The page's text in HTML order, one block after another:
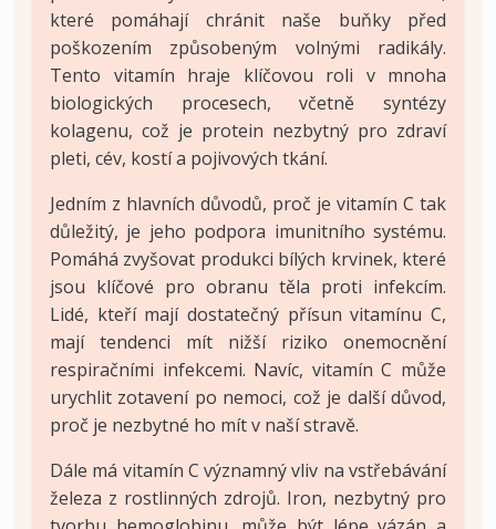
které pomáhají chránit naše buňky před
poškozením způsobeným volnými radikály.
Tento vitamín hraje klíčovou roli v mnoha
biologických procesech, včetně syntézy
kolagenu, což je protein nezbytný pro zdraví
pleti, cév, kostí a pojivových tkání.
Jedním z hlavních důvodů, proč je vitamín C tak
důležitý, je jeho podpora imunitního systému.
Pomáhá zvyšovat produkci bílých krvinek, které
jsou klíčové pro obranu těla proti infekcím.
Lidé, kteří mají dostatečný přísun vitamínu C,
mají tendenci mít nižší riziko onemocnění
respiračními infekcemi. Navíc, vitamín C může
urychlit zotavení po nemoci, což je další důvod,
proč je nezbytné ho mít v naší stravě.
Dále má vitamín C významný vliv na vstřebávání
železa z rostlinných zdrojů. Iron, nezbytný pro